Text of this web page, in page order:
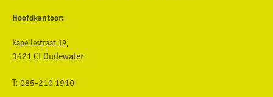
Hoofdkantoor:
Kapellestraat 19,
3421 CT Oudewater
T: 085-210 1910